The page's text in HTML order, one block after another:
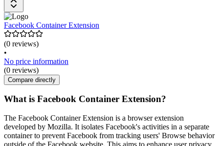
Facebook Container Extension
(0 reviews)
•
No price information
(0 reviews)
Compare directly
What is Facebook Container Extension?
The Facebook Container Extension is a browser extension
developed by Mozilla. It isolates Facebook's activities in a separate
container to prevent Facebook from tracking users' Browse behavior